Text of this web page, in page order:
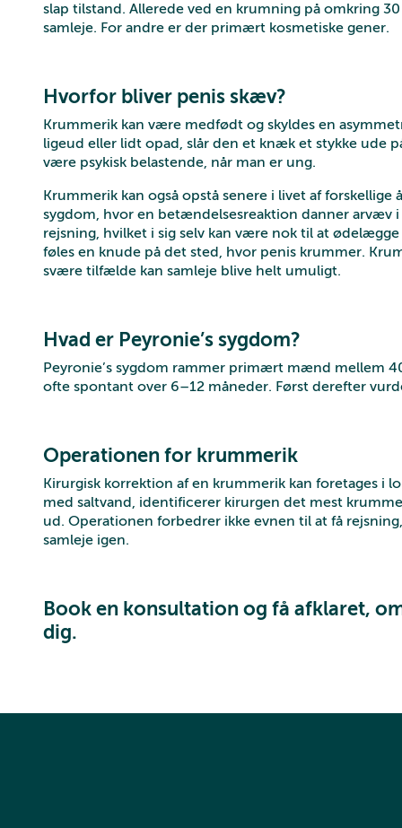
slap tilstand. Allerede ved en krumning på omkring
samleje. For andre er der primært kosmetiske gener.
Hvorfor bliver penis skæv?
Krummerik kan være medfødt og skyldes en
ligeud eller lidt opad, slår den et knæk et stykke ude
være psykisk belastende, når man er ung.
Krummerik kan også opstå senere i livet af
sygdom, hvor en betændelsesreaktion danner arvæv
rejsning, hvilket i sig selv kan være nok til at
føles en knude på det sted, hvor penis krummer.
svære tilfælde kan samleje blive helt umuligt.
Hvad er Peyronie’s sygdom?
Peyronie’s sygdom rammer primært mænd mellem
ofte spontant over 6–12 måneder. Først derefter
Operationen for krummerik
Kirurgisk korrektion af en krummerik kan foretages i
med saltvand, identificerer kirurgen det mest
ud. Operationen forbedrer ikke evnen til at få
samleje igen.
Book en konsultation og få afklaret,
dig.